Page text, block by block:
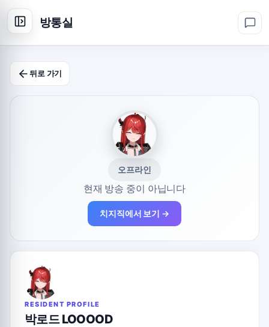
방통실
뒤로 가기
오프라인
현재 방송 중이 아닙니다
치지직에서 보기 →
RESIDENT PROFILE
박로드 LOOOOD